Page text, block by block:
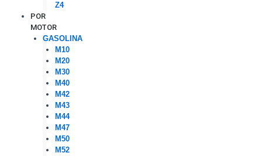
Z4
POR
MOTOR
GASOLINA
M10
M20
M30
M40
M42
M43
M44
M47
M50
M52